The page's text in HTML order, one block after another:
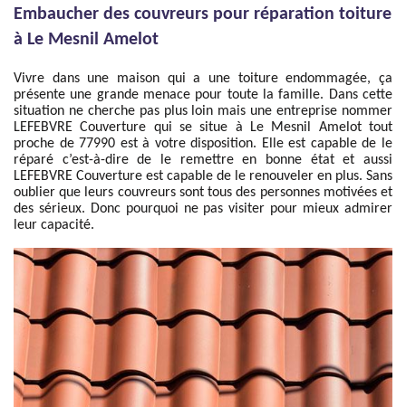
Embaucher des couvreurs pour réparation toiture
à Le Mesnil Amelot
Vivre dans une maison qui a une toiture endommagée, ça
présente une grande menace pour toute la famille. Dans cette
situation ne cherche pas plus loin mais une entreprise nommer
LEFEBVRE Couverture qui se situe à Le Mesnil Amelot tout
proche de 77990 est à votre disposition. Elle est capable de le
réparé c’est-à-dire de le remettre en bonne état et aussi
LEFEBVRE Couverture est capable de le renouveler en plus. Sans
oublier que leurs couvreurs sont tous des personnes motivées et
des sérieux. Donc pourquoi ne pas visiter pour mieux admirer
leur capacité.